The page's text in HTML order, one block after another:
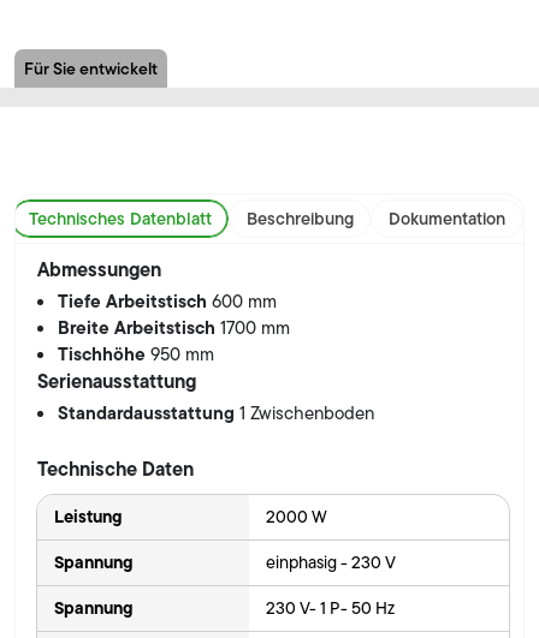
Für Sie entwickelt
Technisches Datenblatt Beschreibung Dokumentation
Abmessungen
Tiefe Arbeitstisch600 mm
Breite Arbeitstisch1700 mm
Tischhöhe950 mm
Serienausstattung
Standardausstattung1 Zwischenboden
Technische Daten
Leistung 2000 W
Spannung einphasig - 230 V
Spannung 230 V- 1 P- 50 Hz